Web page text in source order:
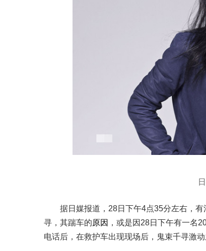
据日媒报道，28日下午4点35分左右，
寻，其踹车的原因 ，或是因28日下午有一名
电话后，在救护车出现现场后，鬼束千寻激